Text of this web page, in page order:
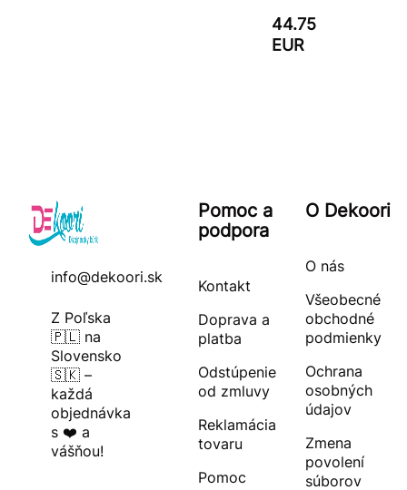
44.75
EUR
info@dekoori.sk
Z Poľska
🇵🇱 na
Slovensko
🇸🇰 –
každá
objednávka
s ❤️ a
vášňou!
Pomoc a
podpora
Kontakt
Doprava a
platba
Odstúpenie
od zmluvy
Reklamácia
tovaru
Pomoc
O Dekoori
O nás
Všeobecné
obchodné
podmienky
Ochrana
osobných
údajov
Zmena
povolení
súborov